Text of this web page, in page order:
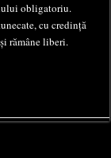
obligatoriu.
cu credință
rămâne liberi.